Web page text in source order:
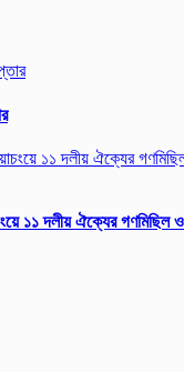
১১ দলীয় ঐক্যের গণমিছিল ও